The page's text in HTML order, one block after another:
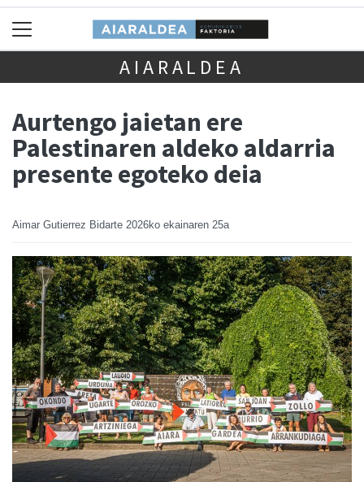
AIARALDEA
Aurtengo jaietan ere
Palestinaren aldeko aldarria
presente egoteko deia
Aimar Gutierrez Bidarte 2026ko ekainaren 25a